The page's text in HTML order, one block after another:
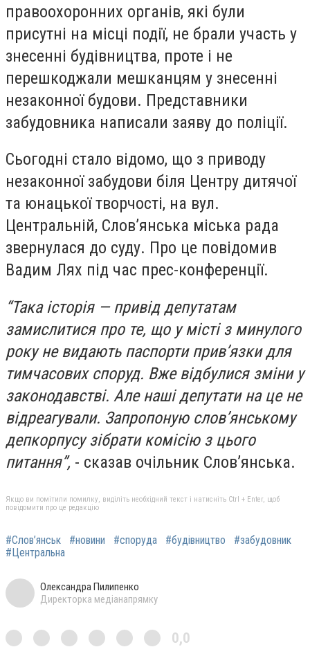
правоохоронних органів, які були
присутні на місці події, не брали участь у
знесенні будівництва, проте і не
перешкоджали мешканцям у знесенні
незаконної будови. Представники
забудовника написали заяву до поліції.
Сьогодні стало відомо, що з приводу
незаконної забудови біля Центру дитячої
та юнацької творчості, на вул.
Центральній, Слов’янська міська рада
звернулася до суду. Про це повідомив
Вадим Лях під час прес-конференції.
“Така історія — привід депутатам
замислитися про те, що у місті з минулого
року не видають паспорти прив’язки для
тимчасових споруд. Вже відбулися зміни у
законодавстві. Але наші депутати на це не
відреагували. Запропоную слов’янському
депкорпусу зібрати комісію з цього
питання”, - сказав очільник Слов’янська.
Якщо ви помітили помилку, виділіть необхідний текст і натисніть Ctrl + Enter, щоб
повідомити про це редакцію
#Слов’янськ #новини #споруда #будівництво
#забудовник
#Центральна
Олександра Пилипенко
Директорка медіанапрямку
0,0